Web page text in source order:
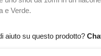
e Verde.
aiuto su questo prodotto?